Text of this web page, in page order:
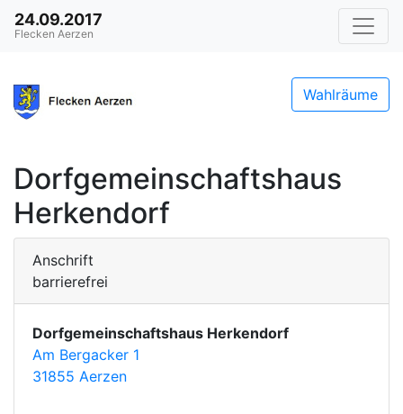
24.09.2017
Flecken Aerzen
Wahlräume
Dorfgemeinschaftshaus
Herkendorf
Anschrift
barrierefrei
Dorfgemeinschaftshaus Herkendorf
Am Bergacker 1
31855 Aerzen